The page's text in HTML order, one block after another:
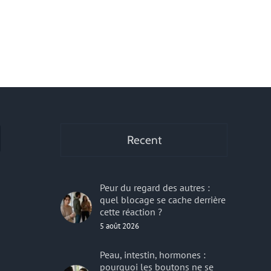
Recent
Peur du regard des autres :
quel blocage se cache derrière
cette réaction ?
5 août 2026
Peau, intestin, hormones :
pourquoi les boutons ne se